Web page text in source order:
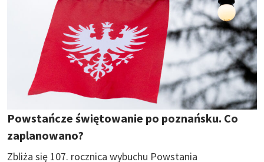
Powstańcze świętowanie po poznańsku. Co
zaplanowano?
Zbliża się 107. rocznica wybuchu Powstania